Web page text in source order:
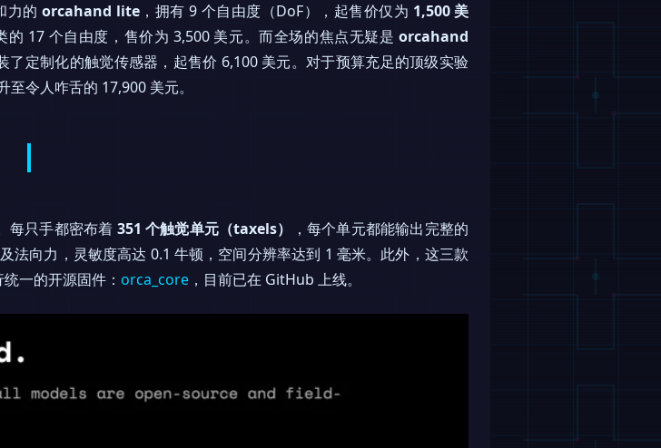
力的 orcahand lite，拥有 9 个自由度（DoF），起售价仅为 1,500 美
的 17 个自由度，售价为 3,500 美元。而全场的焦点无疑是orcahand
定制化的触觉传感器，起售价 6,100 美元。对于预算充足的顶级实验
令人咋舌的 17,900 美元。
每只手都密布着 351 个触觉单元（taxels）
，每个单元都能输出完整的
法向力，灵敏度高达 0.1 牛顿，空间分辨率达到 1 毫米。此外，这三款
一的开源固件： orca_core ，目前已在 GitHub 上线。